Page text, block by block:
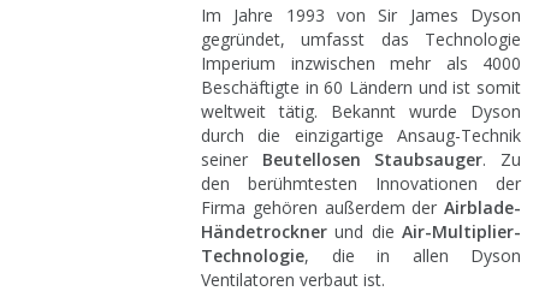
Im Jahre 1993 von Sir James Dyson
gegründet, umfasst das Technologie
Imperium inzwischen mehr als 4000
Beschäftigte in 60 Ländern und ist somit
weltweit tätig. Bekannt wurde Dyson
durch die einzigartige Ansaug-Technik
seiner Beutellosen Staubsauger. Zu
den berühmtesten Innovationen der
Firma gehören außerdem der Airblade-
Händetrockner und die Air-Multiplier-
Technologie, die in allen Dyson
Ventilatoren verbaut ist.